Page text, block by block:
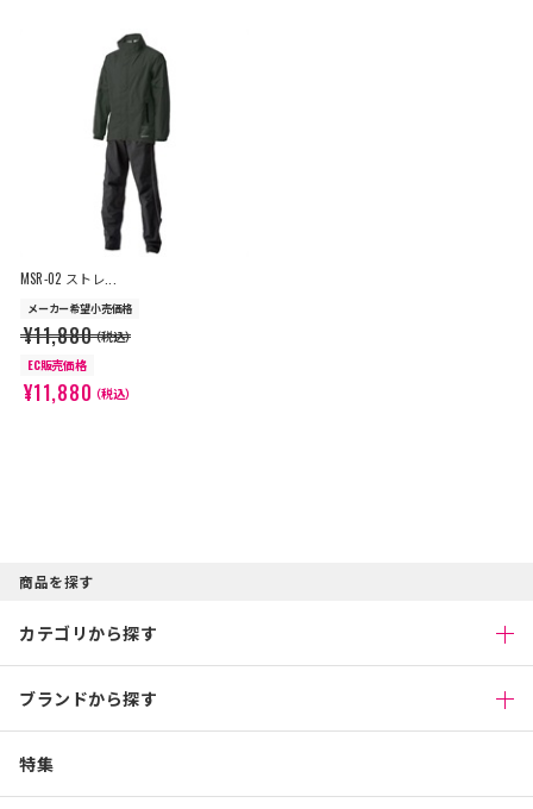
MSR-02 ストレ...
メーカー希望小売価格
¥11,880（税込）
EC販売価格
¥11,880（税込）
商品を探す
カテゴリから探す
ブランドから探す
特集